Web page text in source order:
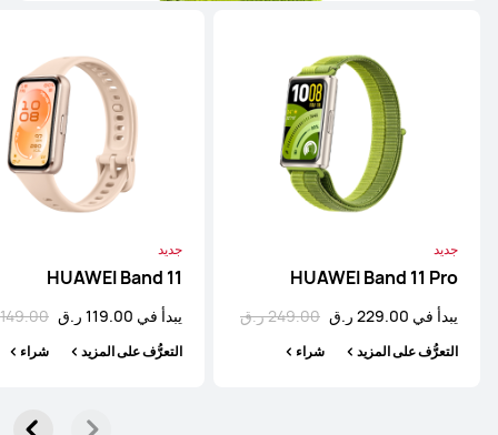
جديد
HUAWEI Band 11 Pro
يبدأ في 229.00 ر.ق 249.00 ر.ق
التعرُّف على المزيد شراء
جديد
HUAWEI Band 11
يبدأ في 119.00 ر.ق 149.00 ر.ق
التعرُّف على المزيد شراء
HUAWEI WATCH FIT 4 Pro